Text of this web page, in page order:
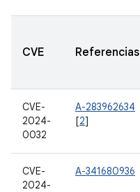
CVE Referencias
CVE-
2024-
0032
A-283962634
[2]
CVE-
2024-
A-341680936